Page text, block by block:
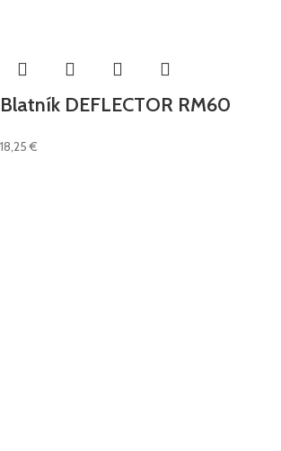
Blatník DEFLECTOR RM60
18,25€